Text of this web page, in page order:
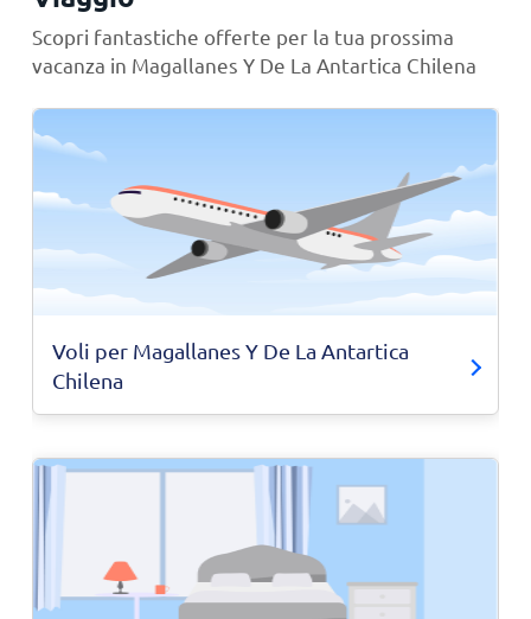
Scopri fantastiche offerte per la tua prossima
vacanza in Magallanes Y De La Antartica Chilena
Voli per Magallanes Y De La Antartica
Chilena